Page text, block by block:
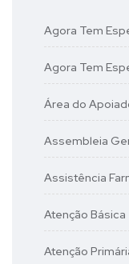
Agora Tem
Agora Tem
Área do
Assembleia
Assistência
Atenção Básica
Atenção